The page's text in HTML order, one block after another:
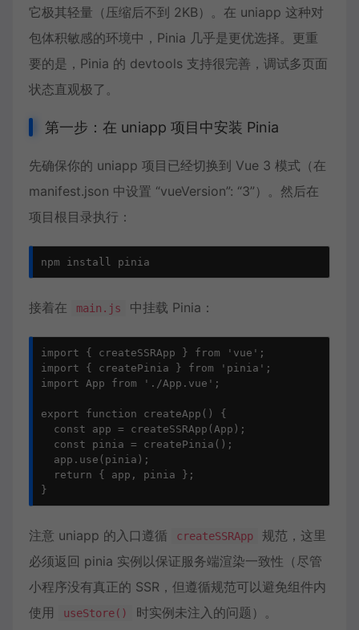
它极其轻量（压缩后不到 2KB）。在 uniapp 这种对
包体积敏感的环境中，Pinia 几乎是更优选择。更重
要的是，Pinia 的 devtools 支持很完善，调试多页面
状态直观极了。
第一步：在 uniapp 项目中安装 Pinia
先确保你的 uniapp 项目已经切换到 Vue 3 模式（在
manifest.json 中设置 “vueVersion”: “3”）。然后在
项目根目录执行：
npm install pinia
接着在 main.js 中挂载 Pinia：
import { createSSRApp } from 'vue';
import { createPinia } from 'pinia';
import App from './App.vue';
export function createApp() {
  const app = createSSRApp(App);
  const pinia = createPinia();
  app.use(pinia);
  return { app, pinia };
}
注意 uniapp 的入口遵循 createSSRApp
规范，这里
必须返回 pinia 实例以保证服务端渲染一致性（尽管
小程序没有真正的 SSR，但遵循规范可以避免组件内
使用
useStore() 时实例未注入的问题）。